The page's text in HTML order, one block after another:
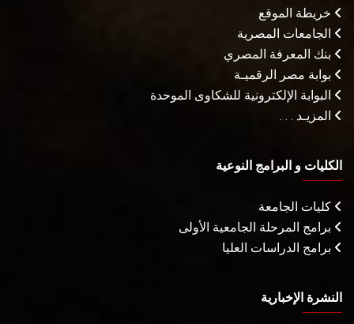
خريطة الموقع
الجامعات المصرية
بنك المعرفة المصري
بوابة مصر الرقميـة
البوابة الإلكترونية للشكاوى الموحدة
المزيـد . . .
الكليات و البرامج النوعية
كليات الجامعة
برامج المرحلة الجامعية الأولى
برامج الدراسات العليا
النشرة الإخبارية